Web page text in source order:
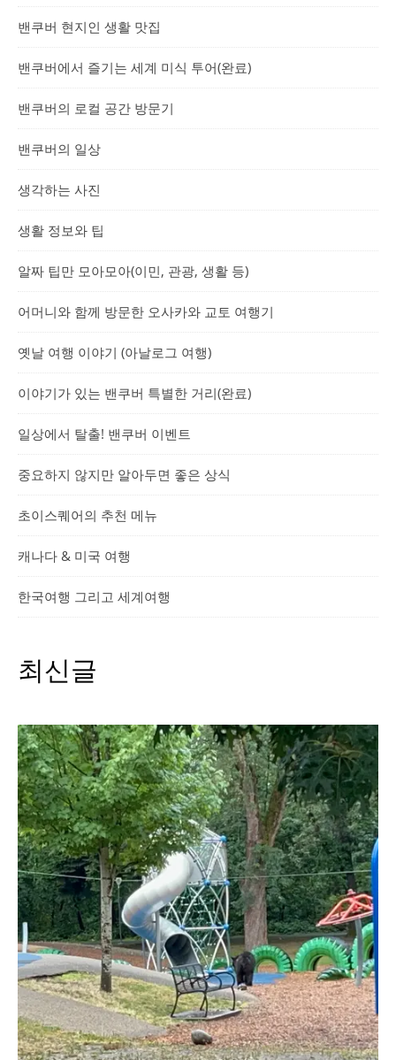
밴쿠버 현지인 생활 맛집
밴쿠버에서 즐기는 세계 미식 투어(완료)
밴쿠버의 로컬 공간 방문기
밴쿠버의 일상
생각하는 사진
생활 정보와 팁
알짜 팁만 모아모아(이민, 관광, 생활 등)
어머니와 함께 방문한 오사카와 교토 여행기
옛날 여행 이야기 (아날로그 여행)
이야기가 있는 밴쿠버 특별한 거리(완료)
일상에서 탈출! 밴쿠버 이벤트
중요하지 않지만 알아두면 좋은 상식
초이스퀘어의 추천 메뉴
캐나다 & 미국 여행
한국여행 그리고 세계여행
최신글